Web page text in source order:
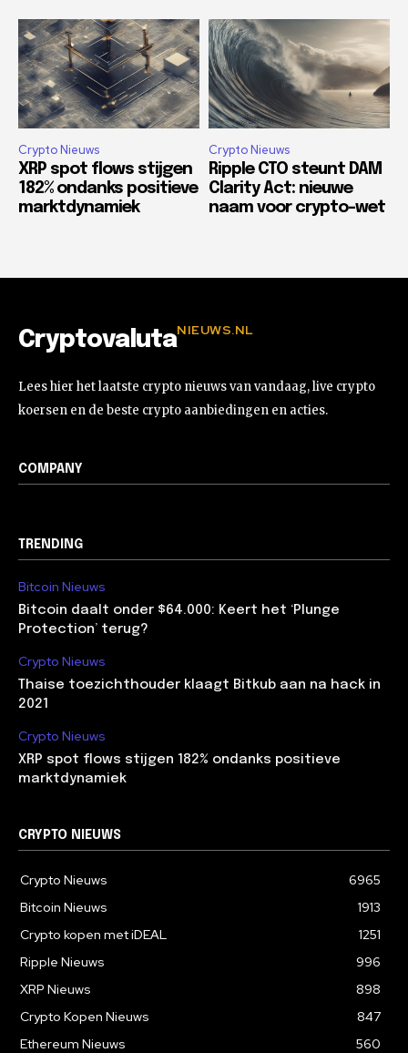
Crypto Nieuws
XRP spot flows stijgen
182% ondanks positieve
marktdynamiek
Crypto Nieuws
Ripple CTO steunt DAM
Clarity Act: nieuwe
naam voor crypto-wet
CryptovalutaNIEUWS.NL
Lees hier het laatste crypto nieuws van vandaag, live crypto
koersen en de beste crypto aanbiedingen en acties.
COMPANY
TRENDING
Bitcoin Nieuws
Bitcoin daalt onder $64.000: Keert het ‘Plunge
Protection’ terug?
Crypto Nieuws
Thaise toezichthouder klaagt Bitkub aan na hack in
2021
Crypto Nieuws
XRP spot flows stijgen 182% ondanks positieve
marktdynamiek
CRYPTO NIEUWS
Crypto Nieuws
6965
Bitcoin Nieuws
1913
Crypto kopen met iDEAL
1251
Ripple Nieuws
996
XRP Nieuws
898
Crypto Kopen Nieuws
847
Ethereum Nieuws
560